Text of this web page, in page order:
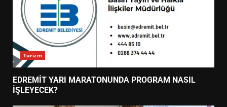
Turizm
EDREMİT YARI MARATONUNDA PROGRAM NASIL
İŞLEYECEK?